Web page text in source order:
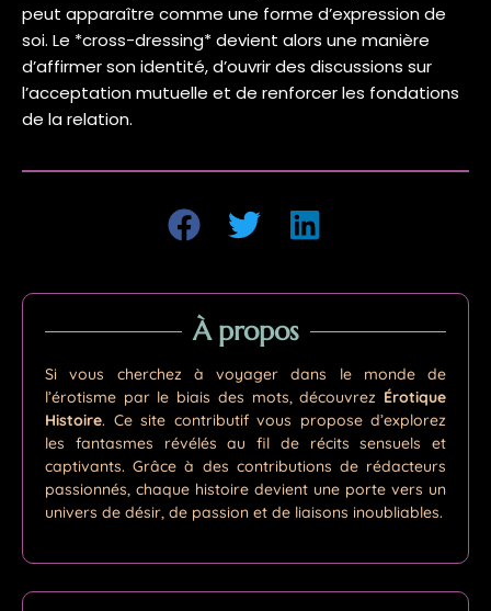
peut apparaître comme une forme d’expression de
soi. Le *cross-dressing* devient alors une manière
d’affirmer son identité, d’ouvrir des discussions sur
l’acceptation mutuelle et de renforcer les fondations
de la relation.
À propos
Si vous cherchez à voyager dans le monde de
l’érotisme par le biais des mots, découvrez Érotique
Histoire. Ce site contributif vous propose d’explorez
les fantasmes révélés au fil de récits sensuels et
captivants. Grâce à des contributions de rédacteurs
passionnés, chaque histoire devient une porte vers un
univers de désir, de passion et de liaisons inoubliables.